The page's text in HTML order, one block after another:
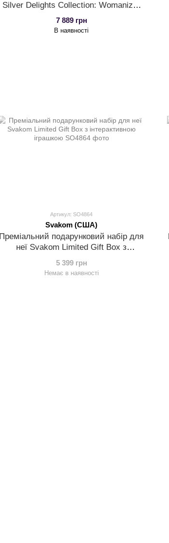
Silver Delights Collection: Womanizer
Premium та We-Vibe Tango
7 889 грн
В наявності
Артикул: SO4864
Svakom (США)
Преміальний подарунковий набір для
неї Svakom Limited Gift Box з
інтерактивною іграшкою
5 399 грн
Немає в наявності